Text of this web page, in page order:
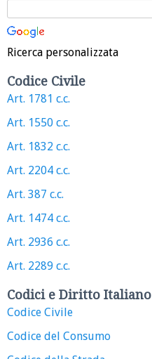
Ricerca personalizzata
Codice Civile
Art. 1781 c.c.
Art. 1550 c.c.
Art. 1832 c.c.
Art. 2204 c.c.
Art. 387 c.c.
Art. 1474 c.c.
Art. 2936 c.c.
Art. 2289 c.c.
Codici e Diritto Italiano
Codice Civile
Codice del Consumo